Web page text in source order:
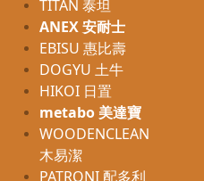
TITAN 泰坦
ANEX 安耐士
EBISU 惠比壽
DOGYU 土牛
HIKOI 日置
metabo 美達寶
WOODENCLEAN
木易潔
PATRONI 配多利